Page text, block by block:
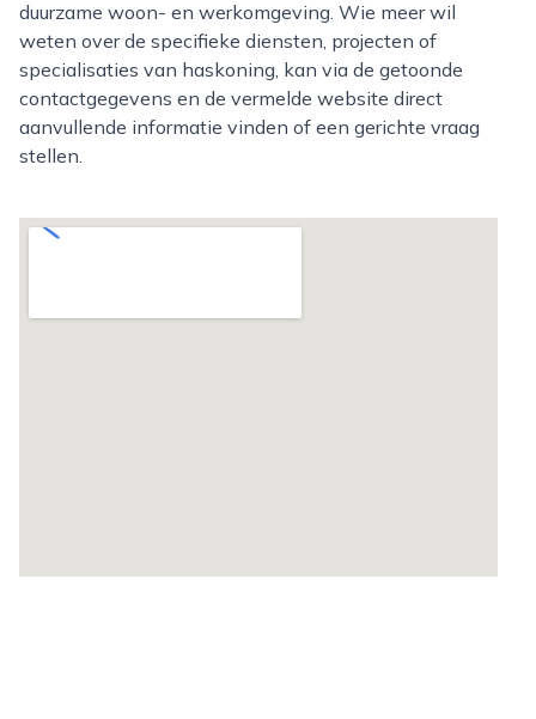
duurzame woon- en werkomgeving. Wie meer wil
weten over de specifieke diensten, projecten of
specialisaties van haskoning, kan via de getoonde
contactgegevens en de vermelde website direct
aanvullende informatie vinden of een gerichte vraag
stellen.